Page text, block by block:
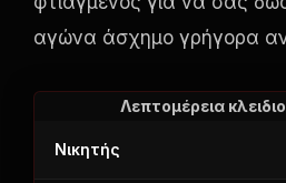
αγώνα άσχημο γρήγορα
Λεπτομέρεια
Νικητής